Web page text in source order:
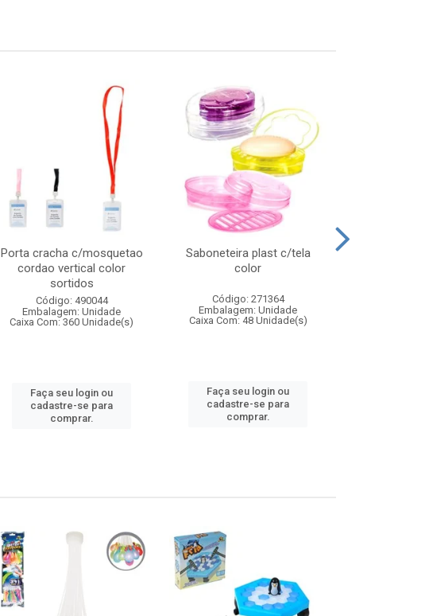
Porta cracha c/mosquetao
cordao vertical color
sortidos
Código: 490044
Embalagem: Unidade
Caixa Com: 360 Unidade(s)
Faça seu login ou
cadastre-se para
comprar.
Saboneteira plast c/tela
color
Código: 271364
Embalagem: Unidade
Caixa Com: 48 Unidade(s)
Faça seu login ou
cadastre-se para
comprar.